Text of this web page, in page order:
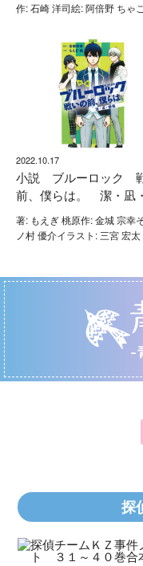
作: 石崎 洋司絵: 阿倍野 ちゃこ
2022.10.17
小説 ブルーロック
前、僕らは。 潔・凪
著: もえぎ 桃原作: 金城 宗幸
ノ村 優介イラスト: 三宮 宏太
-
探